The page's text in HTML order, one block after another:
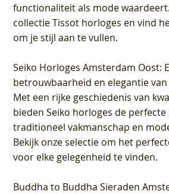
functionaliteit als mode
collectie Tissot horloges en vind
om je stijl aan te vullen.
Seiko Horloges Amsterdam Oost:
betrouwbaarheid en elegantie
Met een rijke geschiedenis van
bieden Seiko horloges de
traditioneel vakmanschap en
Bekijk onze selectie om het
voor elke gelegenheid te vinden.
Buddha to Buddha Sieraden